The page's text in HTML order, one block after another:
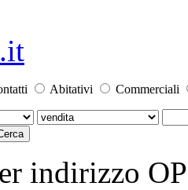
Abitativi Commerciali
indirizzo